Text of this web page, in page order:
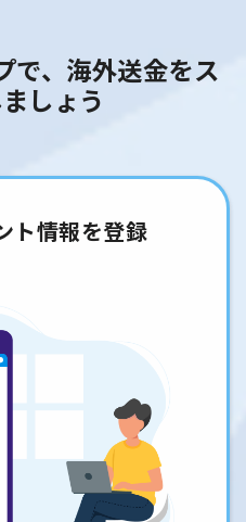
で、海外送金をス
しょう
ト情報を登録